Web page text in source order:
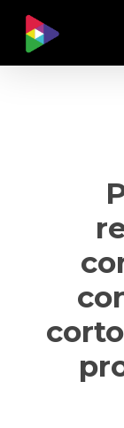
main